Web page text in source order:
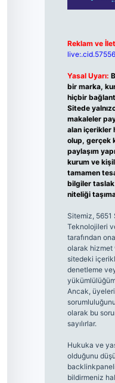
Reklam ve
Yasal Uyarı:
bir marka,
hiçbir
Sitede
makaleler
alan içerikler
olup, gerçek
paylaşım
kurum ve
tamamen
bilgiler
niteliği
Sitemiz, 5651
Teknolojileri
tarafından
olarak hizmet
sitedeki
denetleme
Ancak,
olarak bu
sayılırlar.
Hukuka ve
olduğunu
bildirmeniz